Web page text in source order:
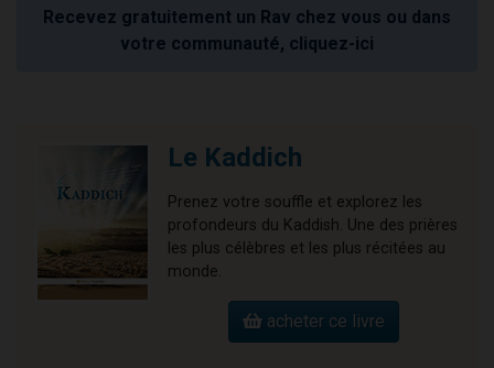
Recevez gratuitement un Rav chez vous ou dans
votre communauté, cliquez-ici
Le Kaddich
Prenez votre souffle et explorez les
profondeurs du Kaddish. Une des prières
les plus célèbres et les plus récitées au
monde.
acheter ce livre